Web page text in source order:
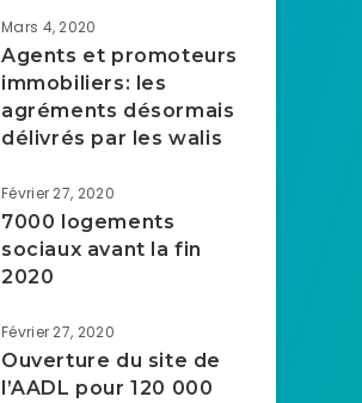
Mars 4, 2020
Agents et promoteurs
immobiliers: les
agréments désormais
délivrés par les walis
Février 27, 2020
7000 logements
sociaux avant la fin
2020
Février 27, 2020
Ouverture du site de
l’AADL pour 120 000